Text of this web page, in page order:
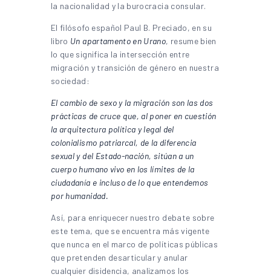
la nacionalidad y la burocracia consular.
El filósofo español Paul B. Preciado, en su
libro Un apartamento en Urano, resume bien
lo que significa la intersección entre
migración y transición de género en nuestra
sociedad:
El cambio de sexo y la migración son las dos
prácticas de cruce que, al poner en cuestión
la arquitectura política y legal del
colonialismo patriarcal, de la diferencia
sexual y del Estado-nación, sitúan a un
cuerpo humano vivo en los límites de la
ciudadanía e incluso de lo que entendemos
por humanidad.
Así, para enriquecer nuestro debate sobre
este tema, que se encuentra más vigente
que nunca en el marco de políticas públicas
que pretenden desarticular y anular
cualquier disidencia, analizamos los